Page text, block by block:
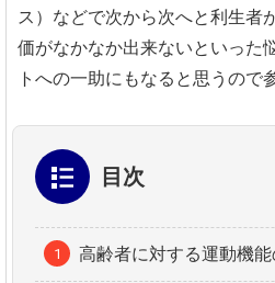
ス）などで次から次へと利生者
価がなかなか出来ないといった
トへの一助にもなると思うので
目次
高齢者に対する運動機